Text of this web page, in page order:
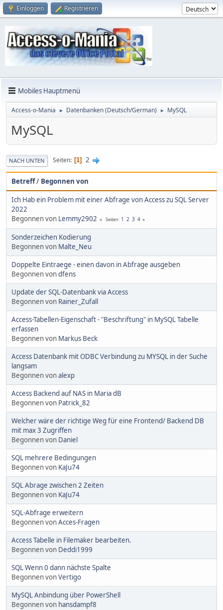
Einloggen Registrieren
Mobiles Hauptmenü
Access-o-Mania ► Datenbanken (Deutsch/German) ► MySQL
MySQL
NACH UNTEN Seiten 1 2
Betreff/ Begonnen von
Ich Hab ein Problem mit einer Abfrage von Access zu SQL Server
2022
Begonnen von Lemmy2902 Seiten 1 2 3 4
Sonderzeichen Kodierung
Begonnen von Malte_Neu
Doppelte Eintraege - einen davon in Abfrage ausgeben
Begonnen vondfens
Update der SQL-Datenbank via Access
Begonnen von Rainer_Zufall
Access-Tabellen-Eigenschaft - "Beschriftung" in MySQL Tabelle
erfassen
Begonnen von Markus Beck
Access Datenbank mit ODBC Verbindung zu MYSQL in der Suche
langsam
Begonnen vonalexp
Access Backend auf NAS in Maria dB
Begonnen von Patrick_82
Welcher wäre der richtige Weg für eine Frontend/ Backend DB
mit max 3 Zugriffen
Begonnen von Daniel
SQL mehrere Bedingungen
Begonnen von KaJu74
SQL Abrage zwischen 2 Zeiten
Begonnen von KaJu74
SQL-Abfrage erweitern
Begonnen vonAcces-Fragen
Access Tabelle in Filemaker bearbeiten.
Begonnen von Deddi1999
SQL Wenn 0 dann nächste Spalte
Begonnen vonVertigo
MySQL Anbindung über PowerShell
Begonnen von hansdampf8